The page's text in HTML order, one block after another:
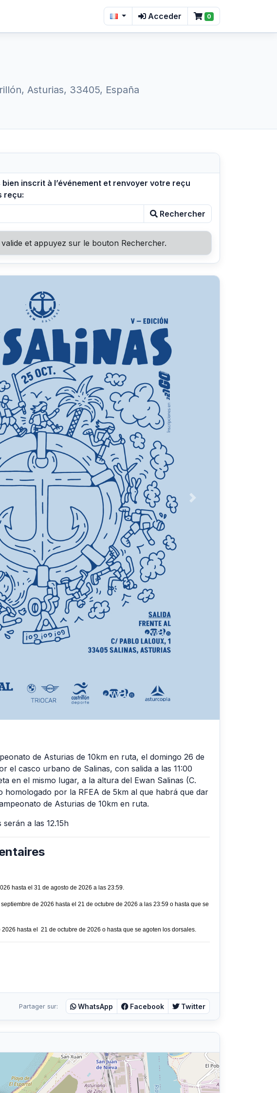
Acceder 0
Asturias, 33405, España
inscrit à l’événement et renvoyer votre reçu
reçu:
Rechercher
et appuyez sur le bouton Rechercher.
Siguiente
de Asturias de 10km en ruta, el domingo 26 de
el casco urbano de Salinas, con salida a las 11:00
en el mismo lugar, a la altura del Ewan Salinas (C.
homologado por la RFEA de 5km al que habrá que dar
de Asturias de 10km en ruta.
a las 12.15h
hasta el 31 de agosto de 2026 a las 23:59.
de 2026 hasta el 21 de octubre de 2026 a las 23:59 o hasta que se
hasta el 21 de octubre de 2026 o hasta que se agoten los dorsales.
Partager sur: WhatsApp Facebook Twitter